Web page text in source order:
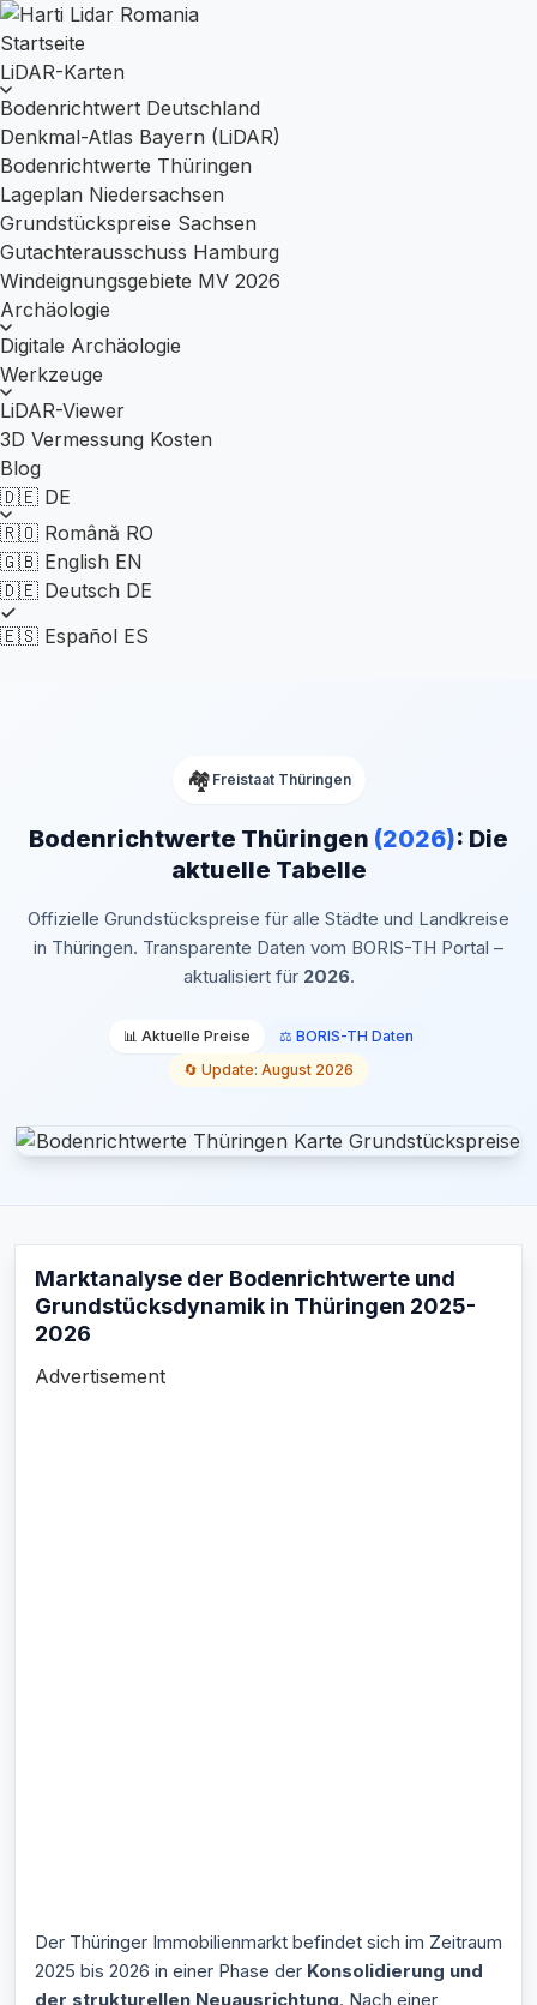
Startseite
LiDAR-Karten
Bodenrichtwert Deutschland
Denkmal-Atlas Bayern (LiDAR)
Bodenrichtwerte Thüringen
Lageplan Niedersachsen
Grundstückspreise Sachsen
Gutachterausschuss Hamburg
Windeignungsgebiete MV 2026
Archäologie
Digitale Archäologie
Werkzeuge
LiDAR-Viewer
3D Vermessung Kosten
Blog
🇩🇪 DE
🇷🇴 Română RO
🇬🇧 English EN
🇩🇪 Deutsch DE
🇪🇸 Español ES
🏘️ Freistaat Thüringen
Bodenrichtwerte Thüringen (2026): Die
aktuelle Tabelle
Offizielle Grundstückspreise für alle Städte und Landkreise
in Thüringen. Transparente Daten vom BORIS-TH Portal –
aktualisiert für 2026.
📊 Aktuelle Preise
⚖️ BORIS-TH Daten
🔄 Update: August 2026
Marktanalyse der Bodenrichtwerte und
Grundstücksdynamik in Thüringen 2025-
2026
Advertisement
Der Thüringer Immobilienmarkt befindet sich im Zeitraum
2025 bis 2026 in einer Phase der Konsolidierung und
der strukturellen Neuausrichtung. Nach einer